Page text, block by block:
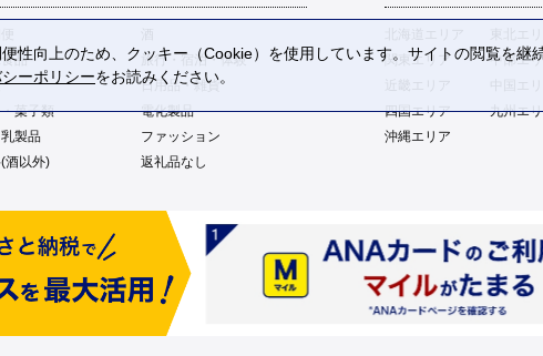
品
旅行・宿泊・体験
日用品・雑貨
菓子類
電化製品
製品
ファッション
酒以外) 返礼品なし
関東エリア
中部エ
四国エリア
九州エ
沖縄エリア
性向上のため、クッキー（Cookie）を使用しています。サイトの閲覧を継
ーポリシーをお読みください。